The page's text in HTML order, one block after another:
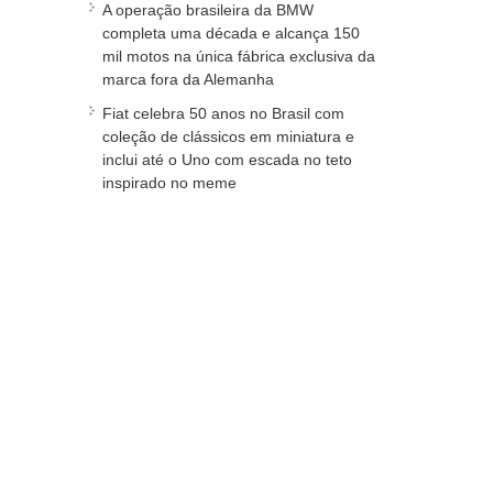
A operação brasileira da BMW
completa uma década e alcança 150
mil motos na única fábrica exclusiva da
marca fora da Alemanha
Fiat celebra 50 anos no Brasil com
coleção de clássicos em miniatura e
inclui até o Uno com escada no teto
inspirado no meme